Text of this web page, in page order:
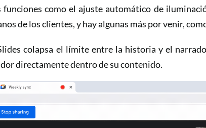
funciones como el ajuste automático de
de los clientes, y hay algunas más por venir,
colapsa el límite entre la historia y el
directamente dentro de su contenido.